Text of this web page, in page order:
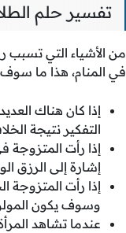
تفسير حلم
من الأشياء التي تسبب
في المنام، هذا ما
إذا كان هناك
التفكير نتيجة
إذا رأت المتزوجة
إشارة إلى الرزق
إذا رأت المتزوجة
وسوف يكون
عندما تشاهد